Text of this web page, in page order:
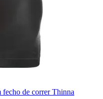
fecho de correr Thinna